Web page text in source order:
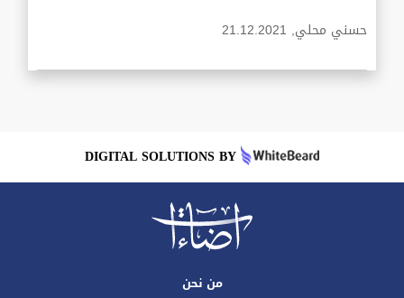
حسني محلي, 21.12.2021
DIGITAL SOLUTIONS BY
من نحن